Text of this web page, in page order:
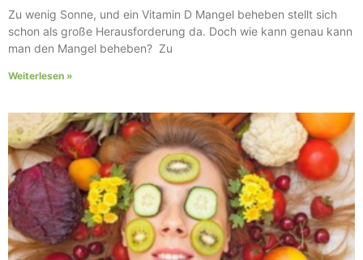
Zu wenig Sonne, und ein Vitamin D Mangel beheben stellt sich
schon als große Herausforderung da. Doch wie kann genau kann
man den Mangel beheben? Zu
Weiterlesen »